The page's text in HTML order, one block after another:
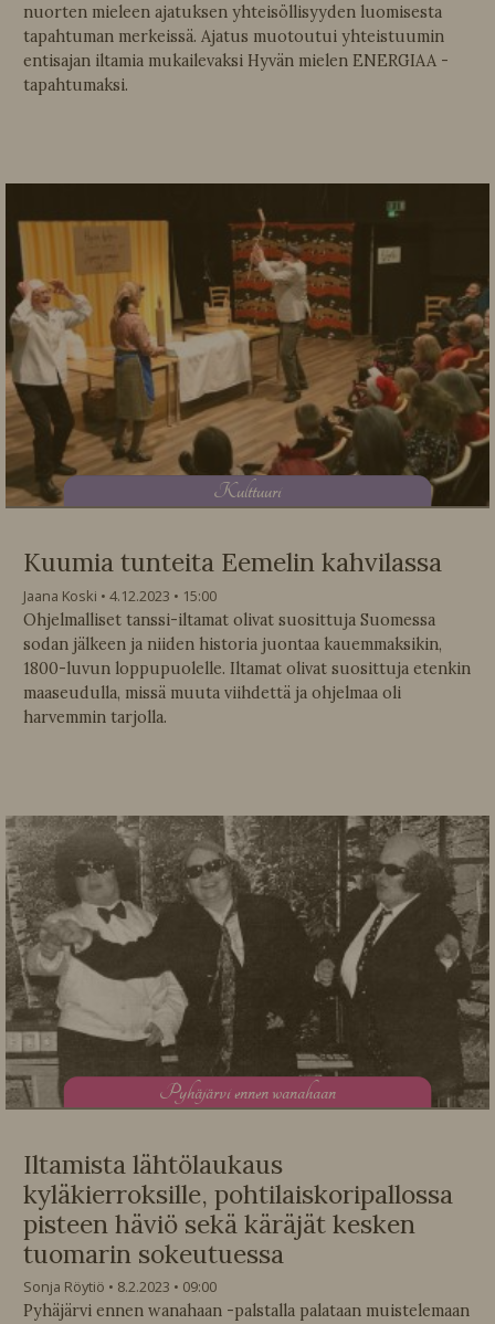
nuorten mieleen ajatuksen yhteisöllisyyden luomisesta
tapahtuman merkeissä. Ajatus muotoutui yhteistuumin
entisajan iltamia mukailevaksi Hyvän mielen ENERGIAA -
tapahtumaksi.
Kulttuuri
Kuumia tunteita Eemelin kahvilassa
Jaana Koski 4.12.2023
15:00
Ohjelmalliset tanssi-iltamat olivat suosittuja Suomessa
sodan jälkeen ja niiden historia juontaa kauemmaksikin,
1800-luvun loppupuolelle. Iltamat olivat suosittuja etenkin
maaseudulla, missä muuta viihdettä ja ohjelmaa oli
harvemmin tarjolla.
Pyhäjärvi ennen wanahaan
Iltamista lähtölaukaus
kyläkierroksille, pohtilaiskoripallossa
pisteen häviö sekä käräjät kesken
tuomarin sokeutuessa
Sonja Röytiö 8.2.2023
09:00
Pyhäjärvi ennen wanahaan -palstalla palataan muistelemaan